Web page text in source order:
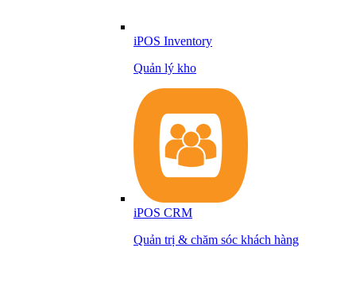
iPOS Inventory
Quản lý kho
iPOS CRM
Quản trị & chăm sóc khách hàng